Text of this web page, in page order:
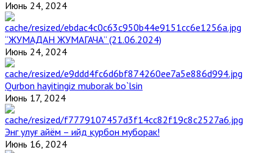
Июнь 24, 2024
“ЖУМАДАН ЖУМАГАЧА” (21.06.2024)
Июнь 24, 2024
Qurbon hayitingiz muborak bo`lsin
Июнь 17, 2024
Энг улуғ айём – ийд қурбон муборак!
Июнь 16, 2024